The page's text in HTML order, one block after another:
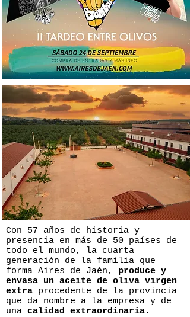
Con 57 años de historia y
presencia en más de 50 países de
todo el mundo, la cuarta
generación de la familia que
forma Aires de Jaén, produce y
envasa un aceite de oliva virgen
extra procedente de la provincia
que da nombre a la empresa y de
una calidad extraordinaria.